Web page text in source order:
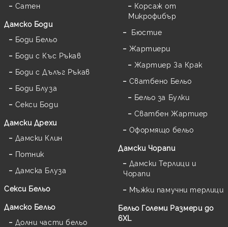
Сатен
Дамскo Боди
Боди Бельо
Боди с Къс Ръкав
Боди с Дълъг Ръкав
Боди Блуза
Секси Боди
Дамски Дрехи
Дамски Клин
Потник
Дамска Блуза
Секси Бельо
Дамско Бельо
Долни части бельо
Корсаж от
Микрофибър
Бюстие
Жартиери
Жартиер За Крак
Сватбено Бельо
Бельо за Булки
Сватбен Жартиер
Оформящо бельо
Дамски Чорапи
Дамски Терлици и
Чорапи
Мъжки памучни терлици
Бельо Големи Размери до
6XL